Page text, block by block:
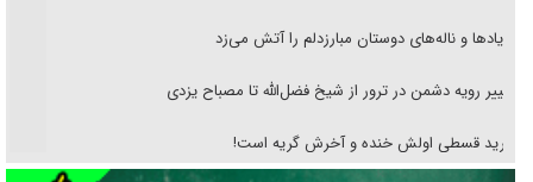
فریاد‌ها و ناله‌های دوستان مبارزدلم را آتش می‌زد
تغییر رویه دشمن در ترور از شیخ فضل‌الله تا مصباح یزدی
خرید قسطی اولش خنده و آخرش گریه است!